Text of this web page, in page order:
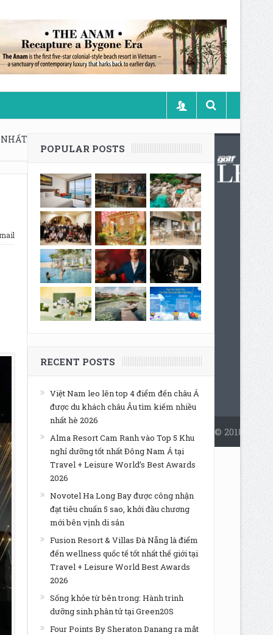
NHẤT
POPULAR POSTS
RECENT POSTS
Việt Nam leo lên top 4 điểm đến châu Á
được du khách châu Âu tìm kiếm nhiều
nhất hè 2026
Alma Resort Cam Ranh vào Top 5 Khu
nghỉ dưỡng tốt nhất Đông Nam Á tại
Travel + Leisure World’s Best Awards
2026
Novotel Ha Long Bay được công nhận
đạt tiêu chuẩn 5 sao, khởi đầu chương
mới bên vịnh di sản
Fusion Resort & Villas Đà Nẵng là điểm
đến wellness quốc tế tốt nhất thế giới tại
Travel + Leisure World Best Awards
2026
Sống khỏe từ bên trong: Hành trình
dưỡng sinh phân tử tại Green20S
Four Points By Sheraton Danang ra mắt
© 2018 -